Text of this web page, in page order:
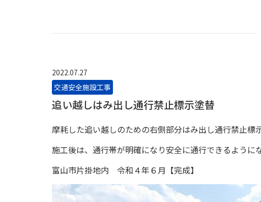
2022.07.27
交通安全施設工事
追い越しはみ出し通行禁止標示塗替
摩耗した追い越しのための右側部分はみ出し通行禁止標
施工後は、通行帯が明確になり安全に通行できるように
富山市片掛地内 令和４年６月【完成】